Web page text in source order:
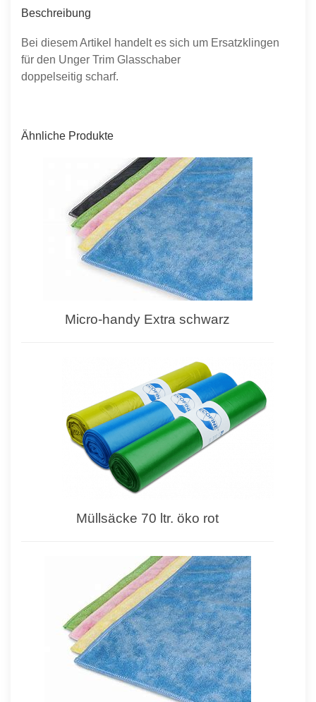
Beschreibung
Bei diesem Artikel handelt es sich um Ersatzklingen
für den Unger Trim Glasschaber
doppelseitig scharf.
Ähnliche Produkte
Micro-handy Extra schwarz
Müllsäcke 70 ltr. öko rot